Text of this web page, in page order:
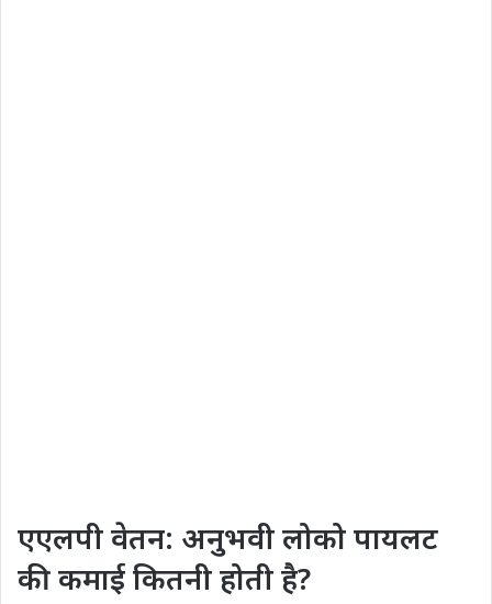
एएलपी वेतन: अनुभवी लोको पायलट
की कमाई कितनी होती है?